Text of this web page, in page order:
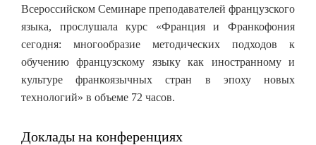
Всероссийском Семинаре преподавателей французского
языка, прослушала курс «Франция и Франкофония
сегодня: многообразие методических подходов к
обучению французскому языку как иностранному и
культуре франкоязычных стран в эпоху новых
технологий» в объеме 72 часов.
Доклады на конференциях